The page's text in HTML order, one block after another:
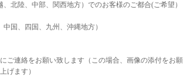
北陸、中部、関西地方）でのお客様のご都合(ご希望）
国、四国、九州、沖縄地方）
ご連絡をお願い致します（この場合、画像の添付をお願
げます）